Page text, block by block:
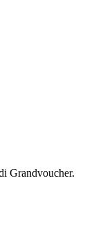
Grandvoucher.